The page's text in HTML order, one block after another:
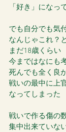
「好き」になっ
でも自分でも気
なんじゃこれ？
まだ18歳くらい
今まではなにも
死んでも全く良
戦いの最中に上
なってしまった
戦いで作る傷の
集中出来ていな